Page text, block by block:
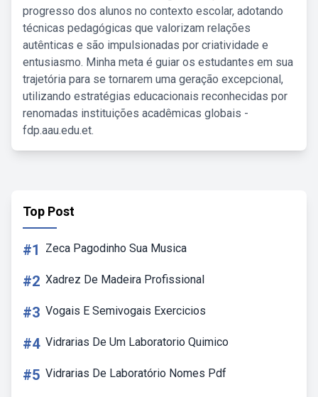
progresso dos alunos no contexto escolar, adotando
técnicas pedagógicas que valorizam relações
autênticas e são impulsionadas por criatividade e
entusiasmo. Minha meta é guiar os estudantes em sua
trajetória para se tornarem uma geração excepcional,
utilizando estratégias educacionais reconhecidas por
renomadas instituições acadêmicas globais -
fdp.aau.edu.et.
Top Post
#1 Zeca Pagodinho Sua Musica
#2 Xadrez De Madeira Profissional
#3 Vogais E Semivogais Exercicios
#4 Vidrarias De Um Laboratorio Quimico
#5 Vidrarias De Laboratório Nomes Pdf